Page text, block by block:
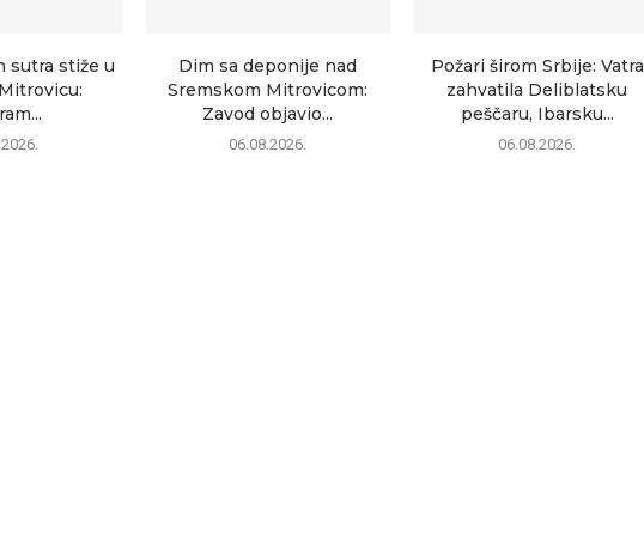
sutra stiže u
Dim sa deponije nad
Sremskom Mitrovicom:
Zavod objavio...
06.08.2026.
Požari širom Srbije: Vatra
zahvatila Deliblatsku
peščaru, Ibarsku...
06.08.2026.